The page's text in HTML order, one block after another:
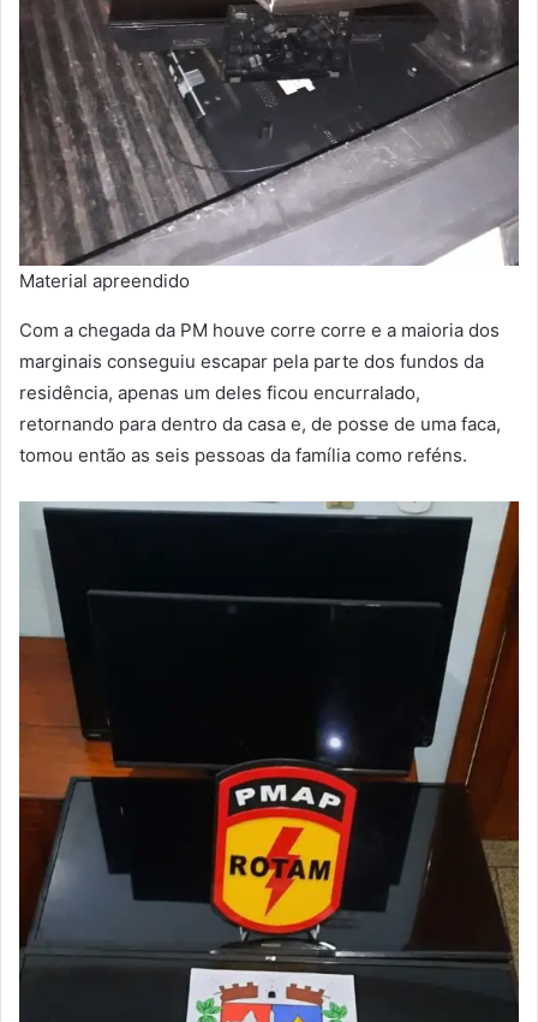
Material apreendido
Com a chegada da PM houve corre corre e a maioria dos
marginais conseguiu escapar pela parte dos fundos da
residência, apenas um deles ficou encurralado,
retornando para dentro da casa e, de posse de uma faca,
tomou então as seis pessoas da família como reféns.